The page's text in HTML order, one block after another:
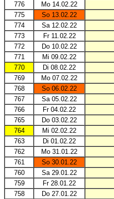
776
Mo 14.02.22
775
So 13.02.22
774
Sa 12.02.22
773
Fr 11.02.22
772
Do 10.02.22
771
Mi 09.02.22
770
Di 08.02.22
769
Mo 07.02.22
768
So 06.02.22
767
Sa 05.02.22
766
Fr 04.02.22
765
Do 03.02.22
764
Mi 02.02.22
763
Di 01.02.22
762
Mo 31.01.22
761
So 30.01.22
760
Sa 29.01.22
759
Fr 28.01.22
758
Do 27.01.22